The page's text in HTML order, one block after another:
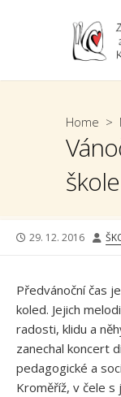
Home >
škole
PUBLISHED
29. 12. 2016
Předvánoční čas
koled. Jejich
radosti, klidu a
zanechal koncert
pedagogické a
Kroměříž, v čele